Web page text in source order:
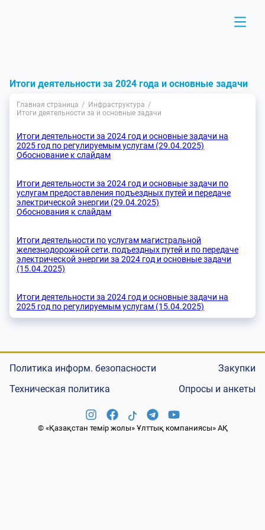
Итоги деятельности за 2024 года и основные задачи
Главная страница
Инфраструктура
Итоги деятельности за и основные задачи
Итоги деятельности за 2024 год и основные задачи на
2025 год по регулируемым услугам (29.04.2025)
Обоснование к слайдам
Итоги деятельности за 2024 год и основные задачи по
услугам предоставления подъездных путей и передаче
электрической энергии (29.04.2025)
Обоснования к слайдам
Итоги деятельности по услугам магистральной
железнодорожной сети, подъездных путей и по передаче
электрической энергии за 2024 год и основные задачи
(15.04.2025)
Итоги деятельности за 2024 год и основные задачи на
2025 год по регулируемым услугам (15.04.2025)
Политика информ. безопасности
Закупки
Техническая политика
Опросы и анкеты
© «Қазақстан темір жолы» Ұлттық компаниясы» АҚ